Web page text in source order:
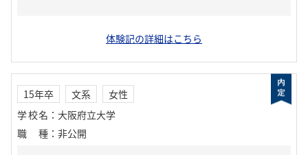
体験記の詳細はこちら
15年卒 文系
女性
学校名 ： 大阪府立大学
職種 ： 非公開